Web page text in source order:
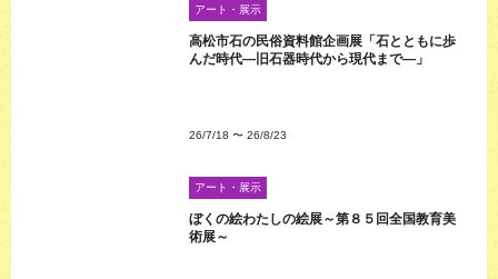
アート・展示
高松市石の民俗資料館企画展「石とともに歩
んだ時代―旧石器時代から現代まで―」
26/7/18 〜 26/8/23
アート・展示
ぼくの絵わたしの絵展～第８５回全国教育美
術展～